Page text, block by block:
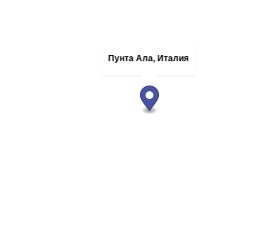
Пунта Ала, Италия